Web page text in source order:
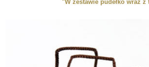
"W zestawie pudełko wraz